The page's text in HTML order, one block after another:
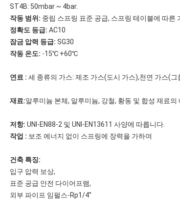
ST4B: 50mbar ~ 4bar.
작동 범위: 중립 스프링 표준 공급, 스프링 테이블에 따른
정확도 등급: AC10
잠금 압력 등급: SG30
작동 온도: -15℃ +60℃
연료 : 세 종류의 가스: 제조 가스(도시 가스),천연 가스(
재료:알루미늄 본체, 알루미늄, 강철, 황동 및 합성 재료
저항: UNI-EN88-2 및 UNI-EN13611 사양에 따릅니다.
작업 : 보조 에너지 없이 스프링에 장력을 가하여
건축 특징:
입구 압력 보상,
표준 공급 안전 다이어프램,
외부 파이프 임펄스-Rp1/4”